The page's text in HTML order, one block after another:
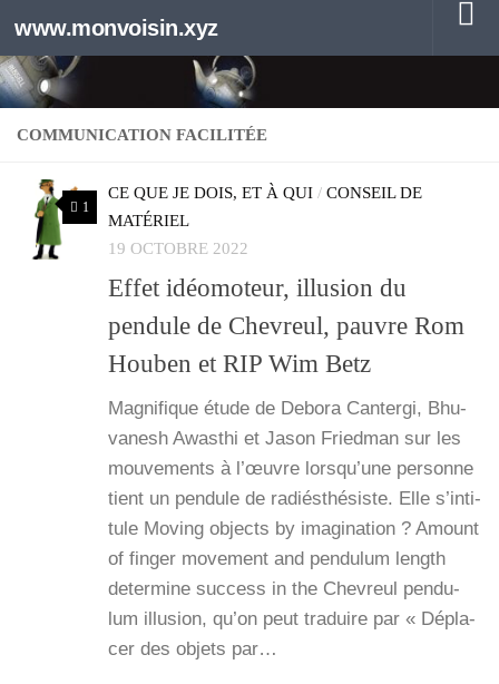
Au dessous du contenu
www.monvoisin.xyz
COMMUNICATION FACILITÉE
1
CE QUE JE DOIS, ET À QUI / CONSEIL DE
MATÉRIEL
19 OCTOBRE 2022
Effet idéomoteur, illusion du
pendule de Chevreul, pauvre Rom
Houben et RIP Wim Betz
Magni­fique étude de Debo­ra Can­ter­gi, Bhu­
va­nesh Awas­thi et Jason Fried­man sur les
mou­ve­ments à l’œuvre lors­qu’une per­sonne
tient un pen­dule de radiés­thé­siste. Elle s’in­ti­
tule Moving objects by ima­gi­na­tion ? Amount
of fin­ger move­ment and pen­du­lum length
deter­mine suc­cess in the Che­vreul pen­du­
lum illu­sion, qu’on peut tra­duire par « Dépla­
cer des objets par…